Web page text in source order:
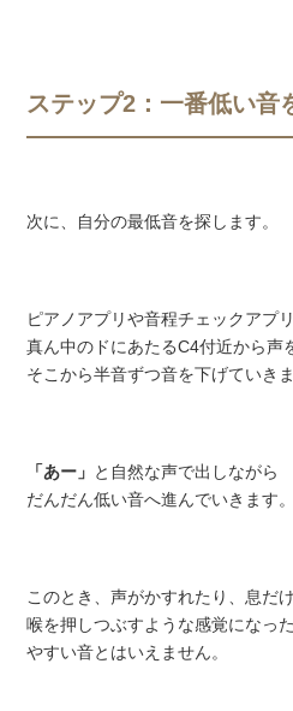
ステップ2：一番低い音
次に、自分の最低音を探します。
ピアノアプリや音程チェックアプ
真ん中のドにあたるC4付近から声
そこから半音ずつ音を下げていきま
「あー」 と自然な声で出しながら
だんだん低い音へ進んでいきます。
このとき、声がかすれたり、息だ
喉を押しつぶすような感覚になっ
やすい音とはいえません。